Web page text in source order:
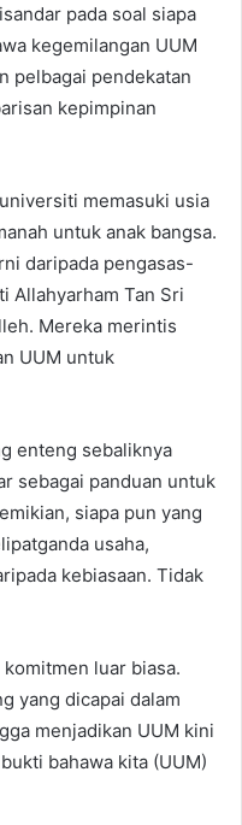
pada soal siapa
kegemilangan UUM
pelbagai pendekatan
kepimpinan
memasuki usia
untuk anak bangsa.
daripada pengasas-
Allahyarham Tan Sri
Mereka merintis
UUM untuk
enteng sebaliknya
sebagai panduan untuk
siapa pun yang
usaha,
kebiasaan. Tidak
luar biasa.
yang dicapai dalam
menjadikan UUM kini
bahawa kita (UUM)